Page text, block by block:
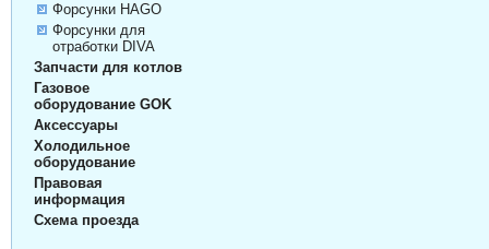
Форсунки HAGO
Форсунки для
отработки DIVA
Запчасти для котлов
Газовое
оборудование GOK
Аксессуары
Холодильное
оборудование
Правовая
информация
Схема проезда